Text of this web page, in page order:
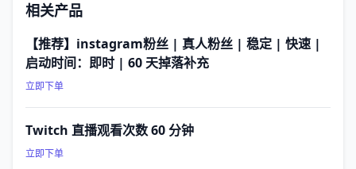
相关产品
【推荐】instagram粉丝 | 真人粉丝 | 稳定 | 快速 |
启动时间：即时 | 60 天掉落补充
立即下单
Twitch 直播观看次数 60 分钟
立即下单